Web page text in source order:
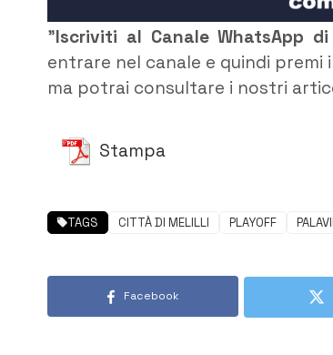
”Iscriviti al Canale WhatsApp
entrare nel canale e quindi
ma potrai consultare i nostri
Stampa
TAGS CITTÀ DI MELILLI PLAYOFF
Facebook